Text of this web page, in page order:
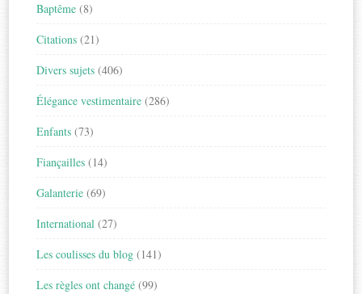
Baptême (8)
Citations (21)
Divers sujets (406)
Élégance vestimentaire (286)
Enfants (73)
Fiançailles (14)
Galanterie (69)
International (27)
Les coulisses du blog (141)
Les règles ont changé (99)